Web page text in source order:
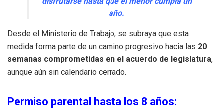
año.
Desde el Ministerio de Trabajo, se subraya que esta
medida forma parte de un camino progresivo hacia las 20
semanas comprometidas en el acuerdo de legislatura,
aunque aún sin calendario cerrado.
Permiso parental hasta los 8 años: